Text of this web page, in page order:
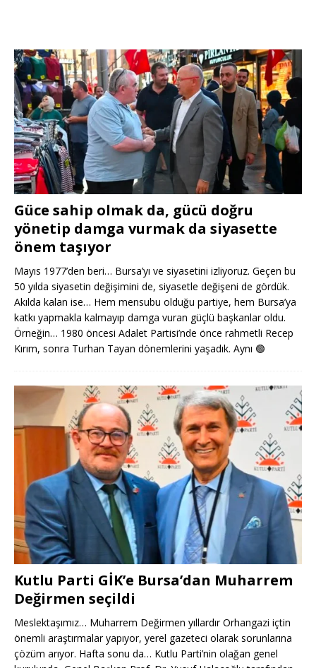
Güce sahip olmak da, gücü doğru
yönetip damga vurmak da siyasette
önem taşıyor
Mayıs 1977’den beri… Bursa’yı ve siyasetini izliyoruz. Geçen bu
50 yılda siyasetin değişimini de, siyasetle değişeni de gördük.
Akılda kalan ise… Hem mensubu olduğu partiye, hem Bursa’ya
katkı yapmakla kalmayıp damga vuran güçlü başkanlar oldu.
Örneğin… 1980 öncesi Adalet Partisi’nde önce rahmetli Recep
Kırım, sonra Turhan Tayan dönemlerini yaşadık. Aynı 🟢
Kutlu Parti GİK’e Bursa’dan Muharrem
Değirmen seçildi
Meslektaşımız… Muharrem Değirmen yıllardır Orhangazi içtin
önemli araştırmalar yapıyor, yerel gazeteci olarak sorunlarına
çözüm arıyor. Hafta sonu da… Kutlu Parti’nin olağan genel